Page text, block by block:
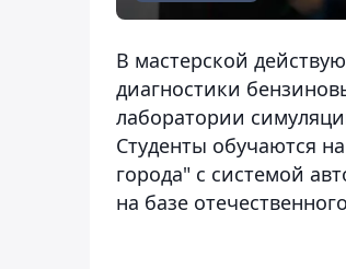
В мастерской
диагностики
лаборатории
Студенты обучаются
города" с системой
на базе